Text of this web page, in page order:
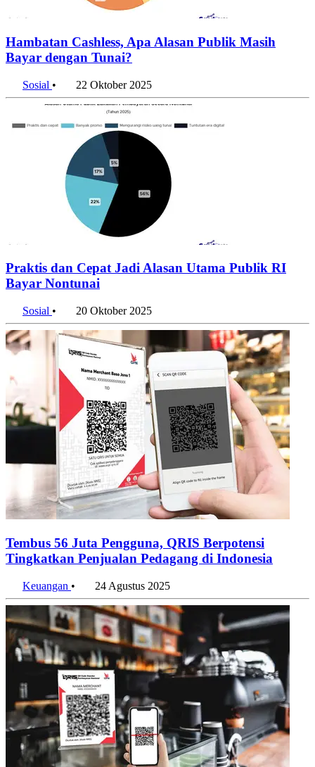
Hambatan Cashless, Apa Alasan Publik Masih
Sosial• 22 Oktober 2025
Praktis dan Cepat Jadi Alasan Utama Publik RI
Sosial• 20 Oktober 2025
Tembus 56 Juta Pengguna, QRIS Berpotensi
Tingkatkan Penjualan Pedagang di Indonesia
Keuangan• 24 Agustus 2025